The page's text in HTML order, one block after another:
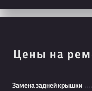
Цены на
Замена задней крышки